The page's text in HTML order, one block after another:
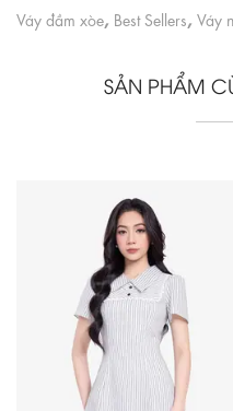
Váy đầm xòe, Best Sellers, Váy
SẢN PHẨM